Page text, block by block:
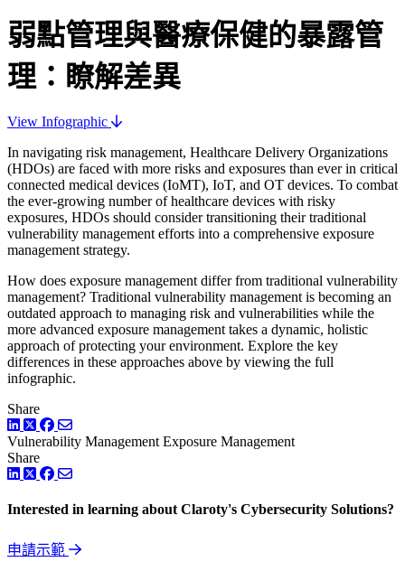
弱點管理與醫療保健的暴露管
理：瞭解差異
View Infographic
In navigating risk management, Healthcare Delivery Organizations
(HDOs) are faced with more risks and exposures than ever in critical
connected medical devices (IoMT), IoT, and OT devices. To combat
the ever-growing number of healthcare devices with risky
exposures, HDOs should consider transitioning their traditional
vulnerability management efforts into a comprehensive exposure
management strategy.
How does exposure management differ from traditional vulnerability
management? Traditional vulnerability management is becoming an
outdated approach to managing risk and vulnerabilities while the
more advanced exposure management takes a dynamic, holistic
approach of protecting your environment. Explore the key
differences in these approaches above by viewing the full
infographic.
Share
LinkedIn
TwitterFacebook
Vulnerability Management Exposure Management
Share
LinkedIn
TwitterFacebook
Interested in learning about Claroty's Cybersecurity Solutions?
申請示範